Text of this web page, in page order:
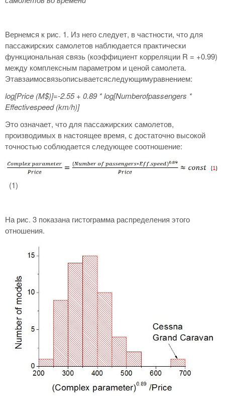
Вернемся к рис. 1. Из него следует, в частности, что для
пассажирских самолетов наблюдается практически
функциональная связь (коэффициент корреляции R = +0.99)
между комплексным параметром и ценой самолета.
Этавзаимосвязьописываетсяследующимуравнением:
log[Price (M$)]=-2.55 + 0.89 * log[Numberofpassengers *
Effectivespeed(km/h)]
Это означает, что для пассажирских самолетов,
производимых в настоящее время, с достаточно высокой
точностью соблюдается следующее соотношение:
(1)
На рис. 3 показана гистограмма распределения этого
отношения.